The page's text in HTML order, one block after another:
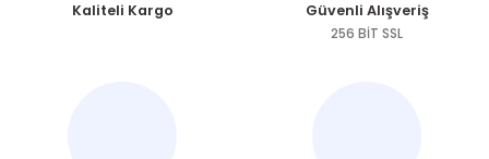
Ürün açıklamasında eksik bilgiler bulunuyor.
Kaliteli Kargo Güvenli Alışveriş
256 BİT SSL